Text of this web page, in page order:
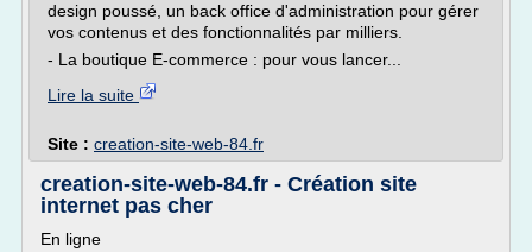
design poussé, un back office d'administration pour gérer
vos contenus et des fonctionnalités par milliers.
- La boutique E-commerce : pour vous lancer...
Lire la suite
Site : creation-site-web-84.fr
creation-site-web-84.fr - Création site
internet pas cher
En ligne